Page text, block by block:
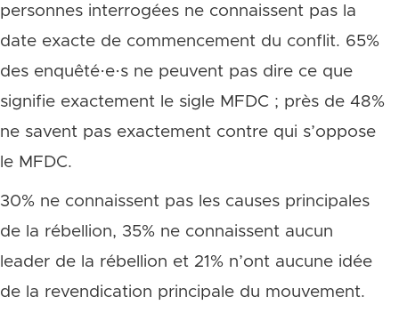
personnes interrogées ne connaissent pas la
date exacte de commencement du conflit. 65%
des enquêté·e·s ne peuvent pas dire ce que
signifie exactement le sigle MFDC ; près de 48%
ne savent pas exactement contre qui s’oppose
le MFDC.
30% ne connaissent pas les causes principales
de la rébellion, 35% ne connaissent aucun
leader de la rébellion et 21% n’ont aucune idée
de la revendication principale du mouvement.